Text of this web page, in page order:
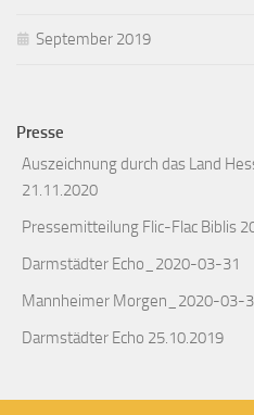
September 2019
Presse
Auszeichnung durch das Land
21.11.2020
Pressemitteilung Flic-Flac Biblis
Darmstädter Echo_2020-03-31
Mannheimer Morgen_2020-03-
Darmstädter Echo 25.10.2019